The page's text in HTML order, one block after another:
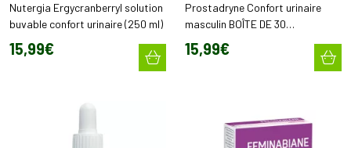
Nutergia Ergycranberryl solution
buvable confort urinaire (250 ml)
15,99€
Prostadryne Confort urinaire
masculin BOÎTE DE 30
COMPRIMÉS
15,99€